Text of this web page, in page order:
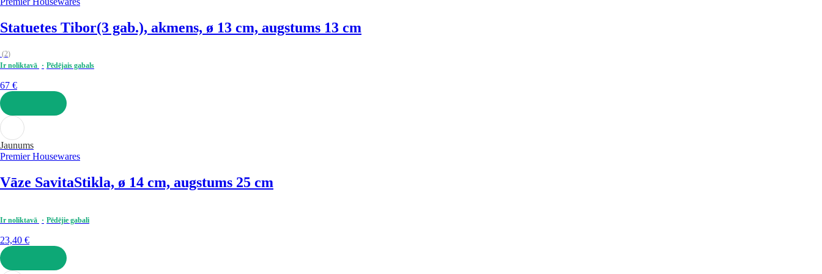
Statuetes Tibor(3 gab.), akmens, ø 13 cm, augstums 13 cm
(2)
Ir noliktavā
Pēdējais gabals
67 €
LIKT GROZĀ
Jaunums
Premier Housewares
Vāze SavitaStikla, ø 14 cm, augstums 25 cm
Ir noliktavā Pēdējie gabali
23,40 €